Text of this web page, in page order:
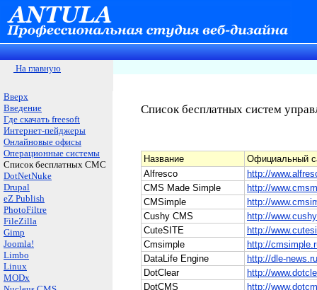
На главную
Вверх
Введение
Где скачать freesoft
Интернет-пейджеры
Онлайновые офисы
Операционные системы
Список бесплатных СМС
DotNetNuke
Drupal
eZ Publish
PhotoFiltre
FileZilla
Gimp
Joomla!
Limbo
Linux
MODx
Список бесплатных систем
Название
Официальный
Alfresco
http://
CMS Made Simple
http://
CMSimple
http://
Cushy CMS
http://
CuteSITE
http://
Cmsimple
http://
DataLife Engine
http://dle-news.ru
DotClear
http://
DotCMS
http://